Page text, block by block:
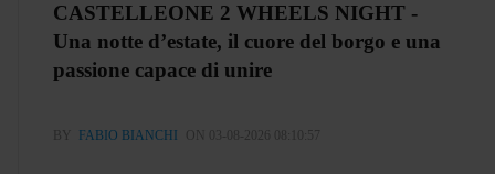
CASTELLEONE 2 WHEELS NIGHT -
Una notte d’estate, il cuore del borgo e una
passione capace di unire
BY FABIO BIANCHI ON 03-08-2026 08:10:57